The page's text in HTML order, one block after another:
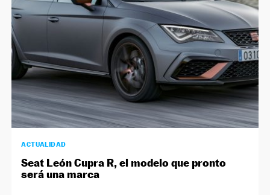
ACTUALIDAD
Seat León Cupra R, el modelo que pronto
será una marca